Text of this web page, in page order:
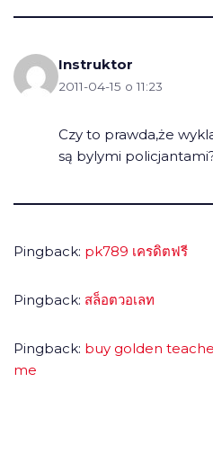
Instruktor
2011-04-15 o 11:23
Czy to prawda,że
są bylymi
Pingback: pk789 เครดิตฟรี
Pingback: สล็อตวอเลท
Pingback: buy golden
me